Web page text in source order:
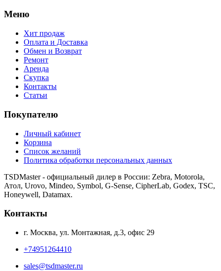
Меню
Хит продаж
Оплата и Доставка
Обмен и Возврат
Ремонт
Аренда
Скупка
Контакты
Статьи
Покупателю
Личный кабинет
Корзина
Список желаний
Политика обработки персональных данных
TSDMaster - официальный дилер в России: Zebra, Motorola,
Атол, Urovo, Mindeo, Symbol, G-Sense, CipherLab, Godex, TSC,
Honeywell, Datamax.
Контакты
г. Москва, ул. Монтажная, д.3, офис 29
+74951264410
sales@tsdmaster.ru